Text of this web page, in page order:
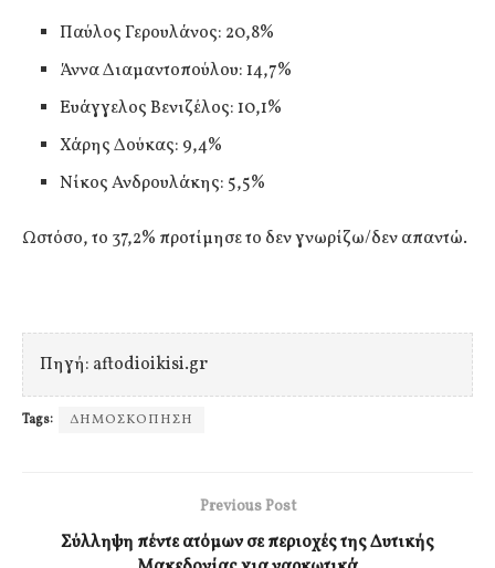
Παύλος Γερουλάνος: 20,8%
Άννα Διαμαντοπούλου: 14,7%
Ευάγγελος Βενιζέλος: 10,1%
Χάρης Δούκας: 9,4%
Νίκος Ανδρουλάκης: 5,5%
Ωστόσο, το 37,2% προτίμησε το δεν γνωρίζω/δεν απαντώ.
Πηγή: aftodioikisi.gr
Tags: ΔΗΜΟΣΚΟΠΗΣΗ
Previous Post
Σύλληψη πέντε ατόμων σε περιοχές της Δυτικής